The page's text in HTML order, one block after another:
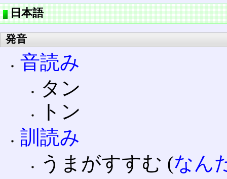
日本語
発音
音読み
タン
トン
訓読み
うまがすすむ (なん